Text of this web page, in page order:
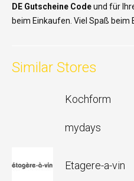
DE Gutscheine Codeund für
beim Einkaufen. Viel Spaß beim
Similar Stores
Kochform
mydays
Etagere-a-vin